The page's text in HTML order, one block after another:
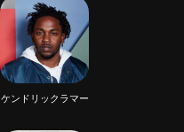
ケンドリックラマー